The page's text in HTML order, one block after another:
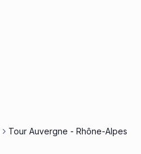
Tour Auvergne - Rhône-Alpes